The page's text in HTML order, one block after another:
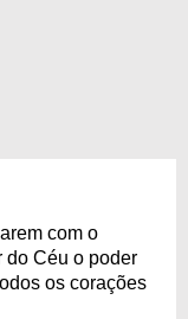
com o
do Céu o poder
os corações